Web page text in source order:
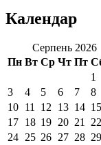
Календар
Серпень 2026
Пн Вт Ср Чт Пт
1
3
4 5 6 7 8
10 11 12 13 14 15
17 18 19 20 21 22
24 25 26 27 28 29